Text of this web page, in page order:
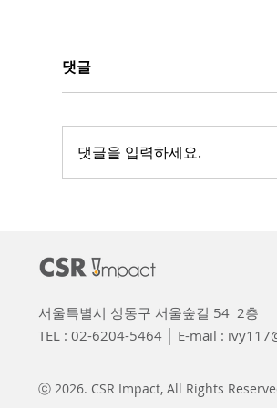
댓글
댓글을 입력하세요.
서울특별시 성동구 서울숲길 54 2층
TEL : 02-6204-5464 │ E-mail :
ⓒ 2026. CSR Impact, All Rights